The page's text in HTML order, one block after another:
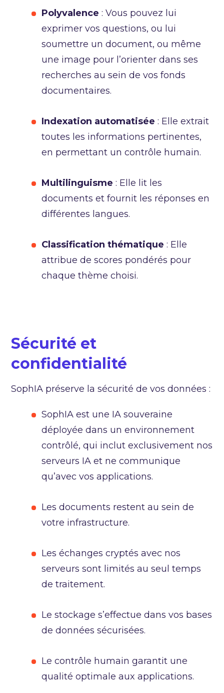
Polyvalence : Vous pouvez lui
exprimer vos questions, ou lui
soumettre un document, ou même
une image pour l’orienter dans ses
recherches au sein de vos fonds
documentaires.
Indexation automatisée : Elle extrait
toutes les informations pertinentes,
en permettant un contrôle humain.
Multilinguisme : Elle lit les
documents et fournit les réponses en
différentes langues.
Classification thématique : Elle
attribue de scores pondérés pour
chaque thème choisi.
Sécurité et
confidentialité
SophIA préserve la sécurité de vos données :
SophIA est une IA souveraine
déployée dans un environnement
contrôlé, qui inclut exclusivement nos
serveurs IA et ne communique
qu’avec vos applications.
Les documents restent au sein de
votre infrastructure.
Les échanges cryptés avec nos
serveurs sont limités au seul temps
de traitement.
Le stockage s’effectue dans vos bases
de données sécurisées.
Le contrôle humain garantit une
qualité optimale aux applications.